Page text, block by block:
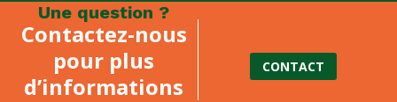
Une question ?
Contactez-nous
pour plus
d’informations
CONTACT